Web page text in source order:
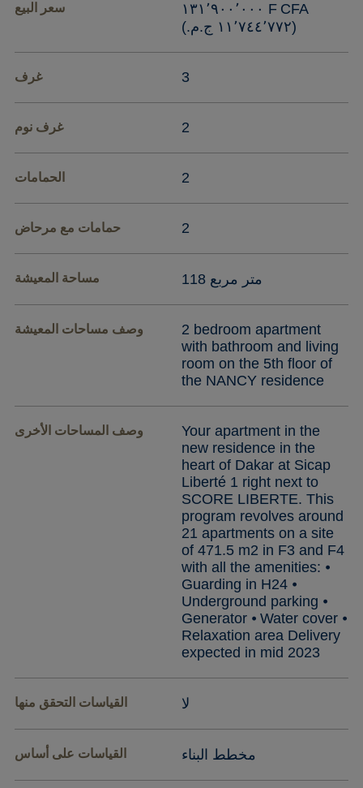
سعر البيع
‏١٣١٬٩٠٠٬٠٠٠ F CFA
(‏١١٬٧٤٤٬٧٧٢ ج.م.‏)
غرف 3
غرف نوم 2
الحمامات 2
حمامات مع مرحاض 2
مساحة المعيشة 118 متر مربع
وصف مساحات المعيشة
2 bedroom apartment
with bathroom and living
room on the 5th floor of
the NANCY residence
وصف المساحات الأخرى
Your apartment in the
new residence in the
heart of Dakar at Sicap
Liberté 1 right next to
SCORE LIBERTE. This
program revolves around
21 apartments on a site
of 471.5 m2 in F3 and F4
with all the amenities: ⦁
Guarding in H24 ⦁
Underground parking ⦁
Generator ⦁ Water cover ⦁
Relaxation area Delivery
expected in mid 2023
القياسات التحقق منها لا
القياسات على أساس مخطط البناء